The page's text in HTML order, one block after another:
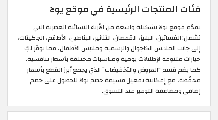
فئات المنتجات الرئيسية في موقع يولا
يقدّم موقع يولا تشكيلة واسعة من الأزياء النسائية العصرية التي
تشمل: الفساتين، البلايز، القمصان، التنانير، البناطيل، الأطقم، الجاكيتات،
إلى جانب الملابس الكاجوال والرسمية وملابس الأطفال، مما يوفّر لكِ
خيارات متنوعة لإطلالات يومية ومناسبات مختلفة بأسعار تنافسية.
كما يضم قسم “العروض والتخفيضات” الذي يجمع أبرز القطع بأسعار
مخفّضة، مع إمكانية تفعيل قسيمة خصم يولا للحصول على خصم
إضافي ومضاعفة التوفير عند التسوق.